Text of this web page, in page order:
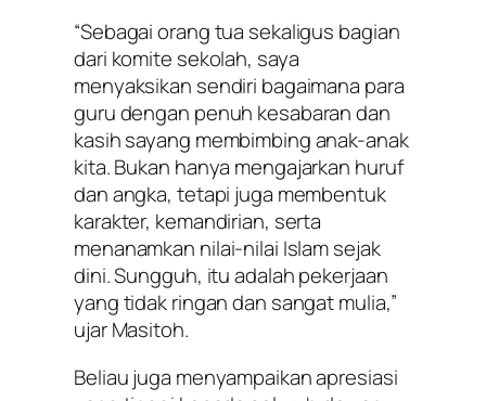
“Sebagai orang tua sekaligus bagian
dari komite sekolah, saya
menyaksikan sendiri bagaimana para
guru dengan penuh kesabaran dan
kasih sayang membimbing anak-anak
kita. Bukan hanya mengajarkan huruf
dan angka, tetapi juga membentuk
karakter, kemandirian, serta
menanamkan nilai-nilai Islam sejak
dini. Sungguh, itu adalah pekerjaan
yang tidak ringan dan sangat mulia,”
ujar Masitoh.
Beliau juga menyampaikan apresiasi